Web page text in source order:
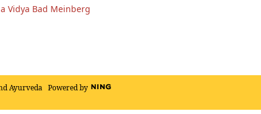
Vidya Bad Meinberg
Ayurveda Powered by